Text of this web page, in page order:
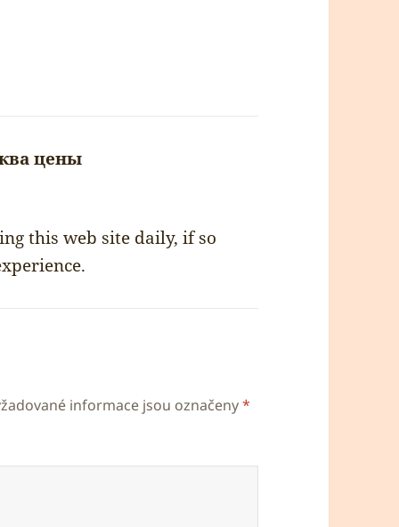
цены
this web site daily, if so
informace jsou označeny*